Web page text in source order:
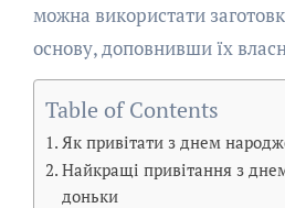
можна використати
основу, доповнивши їх
Table of Contents
Як привітати з днем
Найкращі привітання з
доньки